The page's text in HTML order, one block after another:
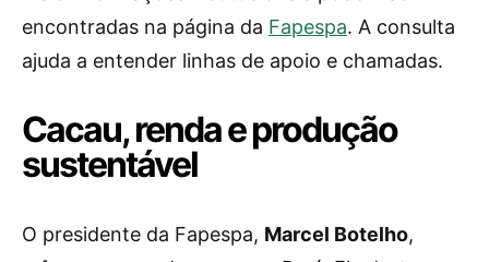
encontradas na página da Fapespa. A consulta
ajuda a entender linhas de apoio e chamadas.
Cacau, renda e produção
sustentável
O presidente da Fapespa, Marcel Botelho,